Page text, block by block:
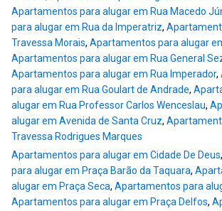
Apartamentos para alugar em Rua Macedo
para alugar em Rua da Imperatriz,
Travessa Morais, Apartamentos para alugar
Apartamentos para alugar em Rua General
Apartamentos para alugar em Rua Imperador,
para alugar em Rua Goulart de Andrade,
alugar em Rua Professor Carlos Wenceslau,
alugar em Avenida de Santa Cruz,
Travessa Rodrigues Marques
Apartamentos para alugar em Cidade De Deus,
para alugar em Praça Barão da Taquara,
alugar em Praça Seca, Apartamentos para
Apartamentos para alugar em Praça Delfos,